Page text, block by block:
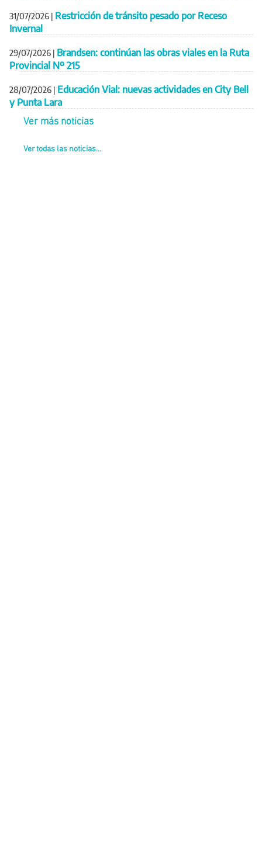
31/07/2026 | Restricción de tránsito pesado por Receso
Invernal
29/07/2026 | Brandsen: continúan las obras viales en la Ruta
Provincial Nº 215
28/07/2026 | Educación Vial: nuevas actividades en City Bell
y Punta Lara
Ver más noticias
Ver todas las noticias...